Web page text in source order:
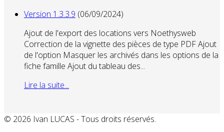
Version 1.3.3.9 (06/09/2024)
Ajout de l'export des locations vers Noethysweb
Correction de la vignette des pièces de type PDF Ajout
de l'option Masquer les archivés dans les options de la
fiche famille Ajout du tableau des...
Lire la suite...
© 2026 Ivan LUCAS - Tous droits réservés.